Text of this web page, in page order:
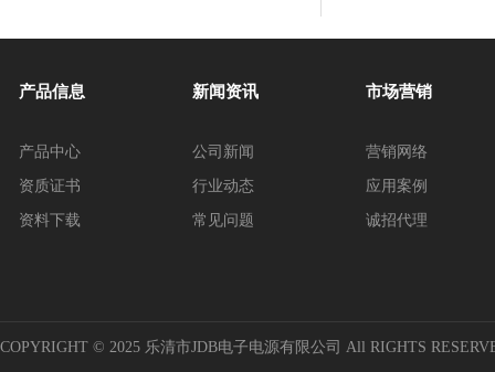
产品信息
产品中心
资质证书
资料下载
新闻资讯
公司新闻
行业动态
常见问题
市场营销
营销网络
应用案例
诚招代理
COPYRIGHT © 2025 乐清市JDB电子电源有限公司 All RIGHTS